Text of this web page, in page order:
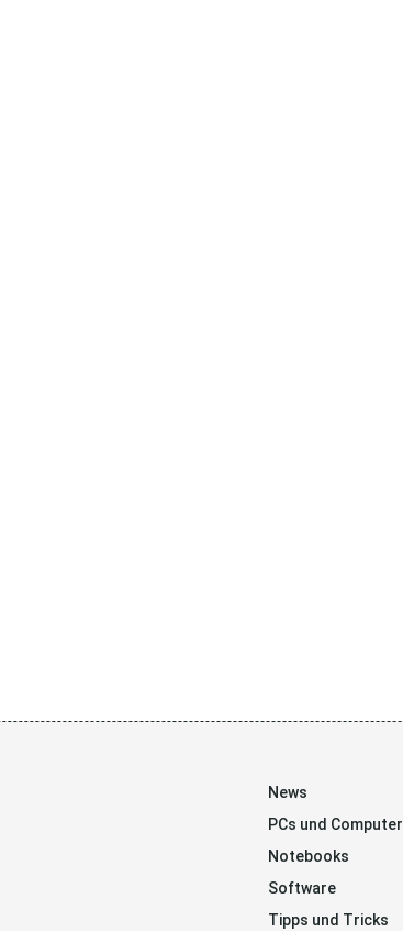
News
PCs und Computer
Notebooks
Software
Tipps und Tricks